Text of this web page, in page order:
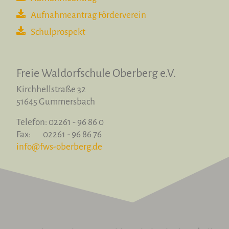
Aufnahmeantrag Förderverein
Schulprospekt
Freie Waldorfschule Oberberg e.V.
Kirchhellstraße 32
51645 Gummersbach
Telefon: 02261 - 96 86 0
Fax: 02261 - 96 86 76
info@fws-oberberg.de